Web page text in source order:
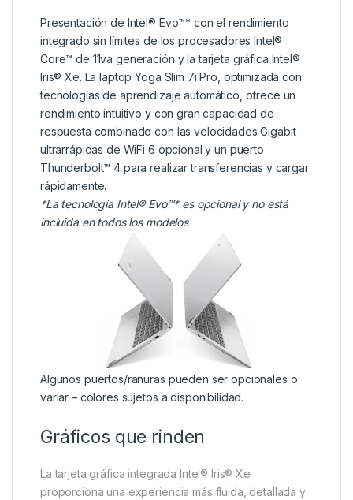
Presentación de Intel® Evo™* con el rendimiento
integrado sin límites de los procesadores Intel®
Core™ de 11va generación y la tarjeta gráfica Intel®
Iris® Xe. La laptop Yoga Slim 7i Pro, optimizada con
tecnologías de aprendizaje automático, ofrece un
rendimiento intuitivo y con gran capacidad de
respuesta combinado con las velocidades Gigabit
ultrarrápidas de WiFi 6 opcional y un puerto
Thunderbolt™ 4 para realizar transferencias y cargar
rápidamente.
*La tecnología Intel® Evo™* es opcional y no está
incluida en todos los modelos
Algunos puertos/ranuras pueden ser opcionales o
variar – colores sujetos a disponibilidad.
Gráficos que rinden
La tarjeta gráfica integrada Intel® Iris® Xe
proporciona una experiencia más fluida, detallada y